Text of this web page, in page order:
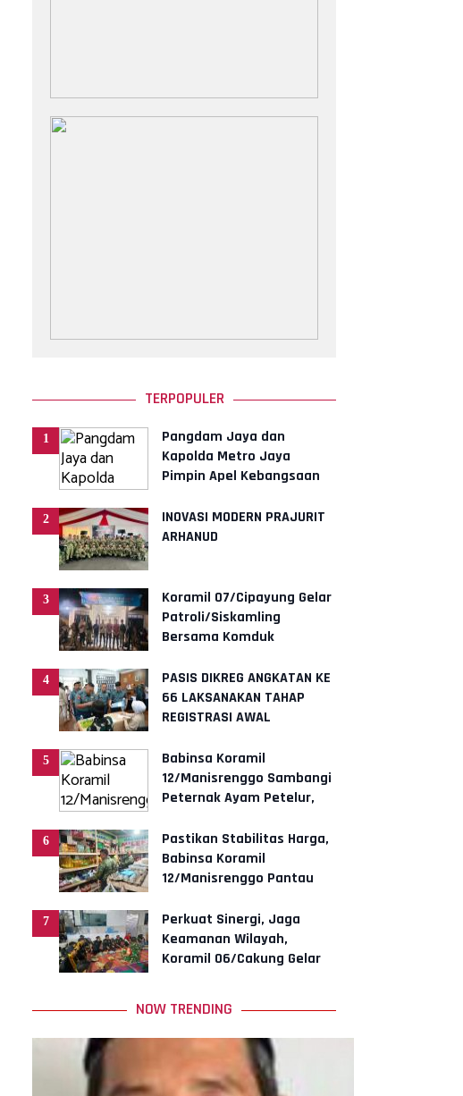
TERPOPULER
1
Pangdam Jaya dan
Kapolda Metro Jaya
Pimpin Apel Kebangsaan
Indonesia"
2
INOVASI MODERN PRAJURIT
ARHANUD
3
Koramil 07/Cipayung Gelar
Patroli/Siskamling
Bersama Komduk
4
PASIS DIKREG ANGKATAN KE
66 LAKSANAKAN TAHAP
REGISTRASI AWAL
5
Babinsa Koramil
12/Manisrenggo Sambangi
Peternak Ayam Petelur,
Dan Perekonom
6
Pastikan Stabilitas Harga,
Babinsa Koramil
12/Manisrenggo Pantau
Klewer
7
Perkuat Sinergi, Jaga
Keamanan Wilayah,
Koramil 06/Cakung Gelar
NOW TRENDING